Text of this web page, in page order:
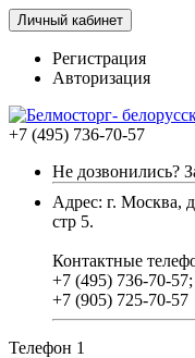
Личный кабинет
Регистрация
Авторизация
+7 (495) 736-70-57
Не дозвонились?
Адрес: г. Москва,
стр 5.
Контактные
+7 (495) 736-70-57;
+7 (905) 725-70-57
Телефон 1